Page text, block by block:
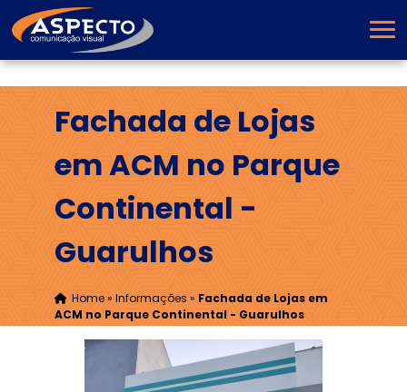
Fachada de Lojas
em ACM no Parque
Continental -
Guarulhos
Home» Informações » Fachada de Lojas em
ACM no Parque Continental - Guarulhos